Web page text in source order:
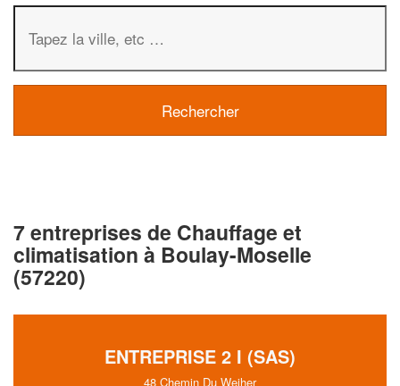
7 entreprises de Chauffage et
climatisation à Boulay-Moselle
(57220)
ENTREPRISE 2 I (SAS)
48 Chemin Du Weiher